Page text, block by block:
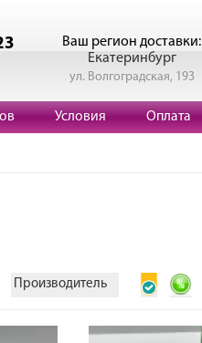
Ваш регион доставки:
Екатеринбург
ул. Волгоградская, 193
Условия Оплата
Производитель